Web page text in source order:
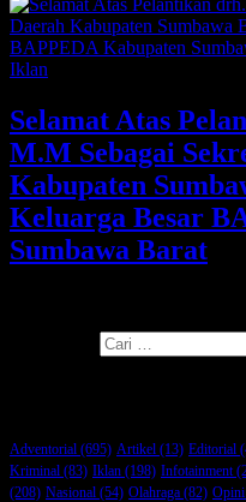
Iklan
Selamat Atas
M.M Sebagai
Kabupaten
Keluarga Besar
Sumbawa Barat
Adventorial (695) Artikel (13) Editorial
Kriminal (83) Iklan (198) Infotainment
(208) Nasional (54) Olahraga (82) Opini